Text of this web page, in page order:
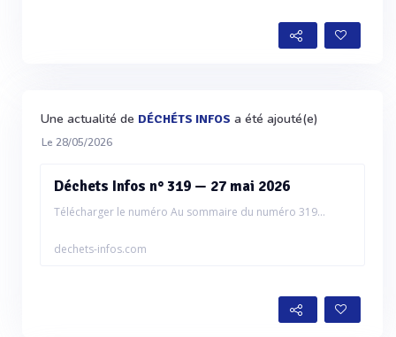
Une actualité de DÉCHÉTS INFOS a été ajouté(e)
Le 28/05/2026
Déchets Infos n° 319 — 27 mai 2026
Télécharger le numéro Au sommaire du numéro 319...
dechets-infos.com